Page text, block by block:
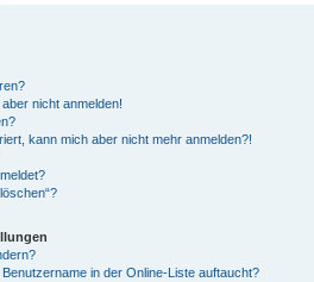
nicht anmelden!
kann mich aber nicht mehr anmelden?!
in der Online-Liste auftaucht?